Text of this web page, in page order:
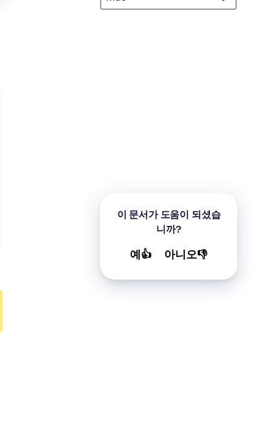
이 문서가 도움이 되셨습
니까?
예👍 아니오👎